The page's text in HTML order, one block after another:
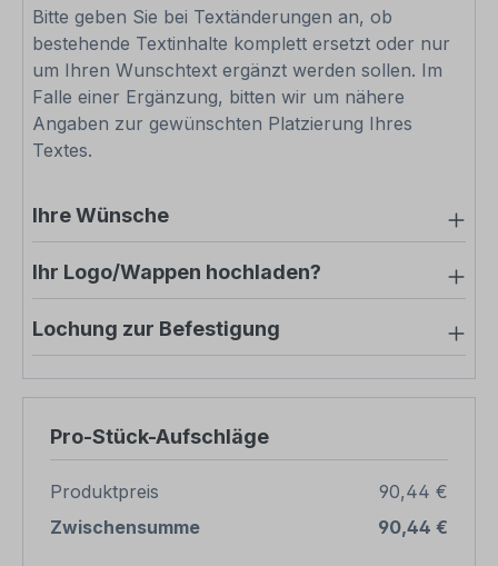
Bitte geben Sie bei Textänderungen an, ob
bestehende Textinhalte komplett ersetzt oder nur
um Ihren Wunschtext ergänzt werden sollen. Im
Falle einer Ergänzung, bitten wir um nähere
Angaben zur gewünschten Platzierung Ihres
Textes.
Ihre Wünsche
Ihr Logo/Wappen hochladen?
Lochung zur Befestigung
Pro-Stück-Aufschläge
Produktpreis
90,44 €
Zwischensumme
90,44 €